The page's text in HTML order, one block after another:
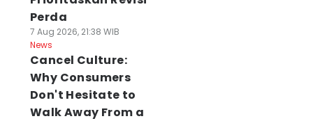
Perda
7 Aug 2026, 21:38 WIB
News
Cancel Culture:
Why Consumers
Don't Hesitate to
Walk Away From a